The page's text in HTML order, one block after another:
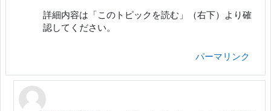
詳細内容は「このトピックを読む」（右下）より確
認してください。
パーマリンク